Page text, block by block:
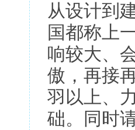
从设计到
国都称上
响较大、
傲，再接
羽以上、
础。同时